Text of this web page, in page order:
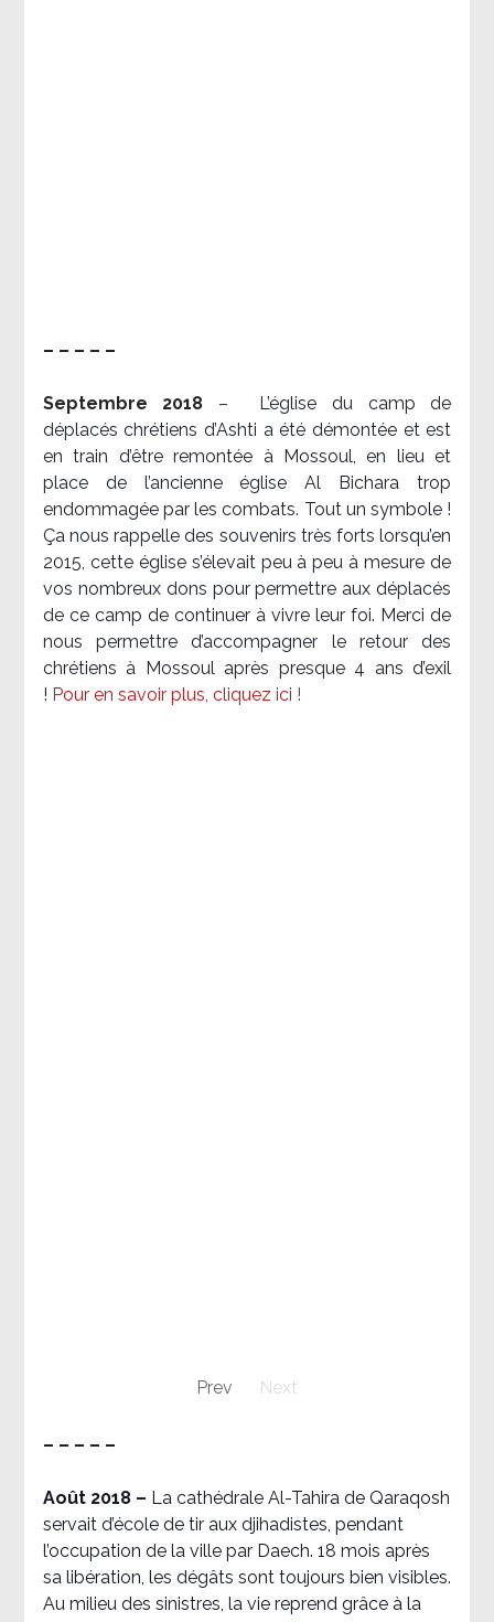
– – – – –
Septembre 2018 –
L’église du camp de
déplacés chrétiens d’Ashti a été démontée et est
en train d’être remontée à Mossoul, en lieu et
place de l’ancienne église Al Bichara trop
endommagée par les combats. Tout un symbole !
Ça nous rappelle des souvenirs très forts lorsqu’en
2015, cette église s’élevait peu à peu à mesure de
vos nombreux dons pour permettre aux déplacés
de ce camp de continuer à vivre leur foi. Merci de
nous permettre d’accompagner le retour des
chrétiens à Mossoul après presque 4 ans d’exil
! Pour en savoir plus, cliquez ici !
Prev Next
– – – – –
Août 2018 – La cathédrale Al-Tahira de Qaraqosh
servait d’école de tir aux djihadistes, pendant
l’occupation de la ville par Daech. 18 mois après
sa libération, les dégâts sont toujours bien visibles.
Au milieu des sinistres, la vie reprend grâce à la